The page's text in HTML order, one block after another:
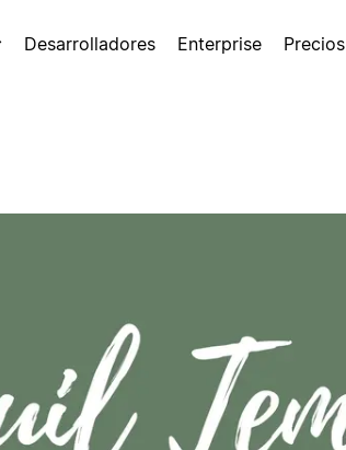
Desarrolladores Enterprise Precios